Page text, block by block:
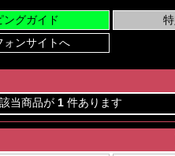
該当商品が 1 件あります